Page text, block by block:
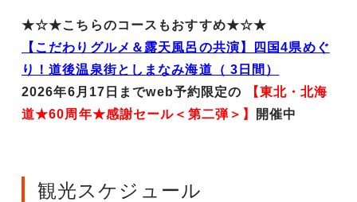
★☆★こちらのコースもおすすめ★☆★
【こだわりグルメ＆露天風呂の共演】四国4県めぐ
り！道後温泉街としまなみ海道（ 3日間）
2026年6月17日までweb予約限定の 【東北・北海
道★60周年★感謝セール＜第二弾＞】
開催中
観光スケジュール